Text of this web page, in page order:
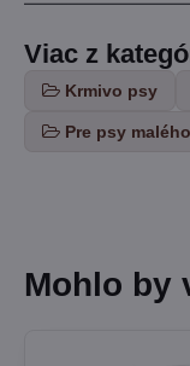
Viac z
Krmivo psy
Pre psy
Mohlo by